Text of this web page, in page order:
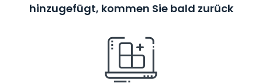
hinzugefügt, kommen Sie bald zurück